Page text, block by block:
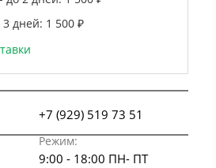
3 дней: 1 500 ₽
+7 (929) 519 73 51
Режим:
9:00 - 18:00 ПН- ПТ